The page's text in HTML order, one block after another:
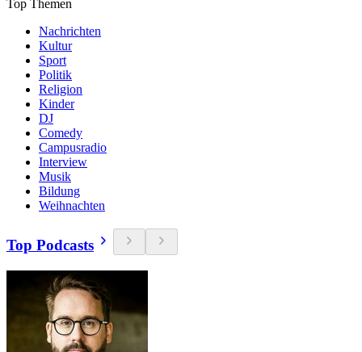
Top Themen
Nachrichten
Kultur
Sport
Politik
Religion
Kinder
DJ
Comedy
Campusradio
Interview
Musik
Bildung
Weihnachten
Top Podcasts